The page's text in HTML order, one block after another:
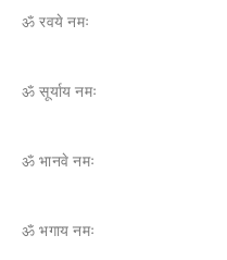
ॐ रवये नमः
ॐ सूर्याय नमः
ॐ भानवे नमः
ॐ भगाय नमः